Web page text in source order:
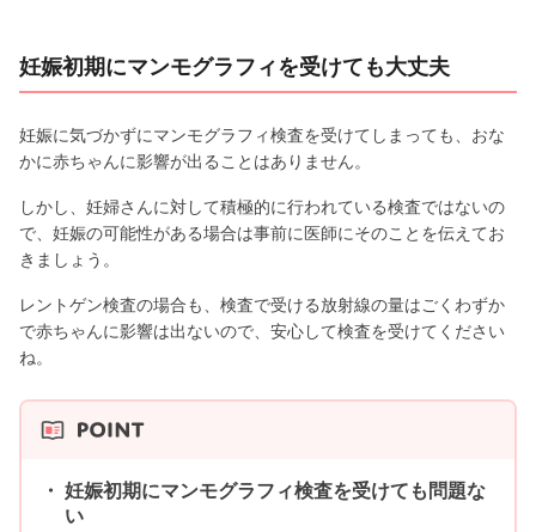
妊娠初期にマンモグラフィを受けても大丈夫
妊娠に気づかずにマンモグラフィ検査を受けてしまっても、おな
かに赤ちゃんに影響が出ることはありません。
しかし、妊婦さんに対して積極的に行われている検査ではないの
で、妊娠の可能性がある場合は事前に医師にそのことを伝えてお
きましょう。
レントゲン検査の場合も、検査で受ける放射線の量はごくわずか
で赤ちゃんに影響は出ないので、安心して検査を受けてください
ね。
妊娠初期にマンモグラフィ検査を受けても問題な
い